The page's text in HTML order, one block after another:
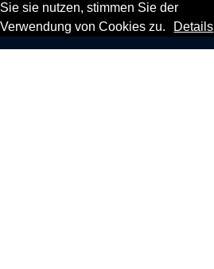
Sie sie nutzen, stimmen Sie der
Verwendung von Cookies zu.
Details